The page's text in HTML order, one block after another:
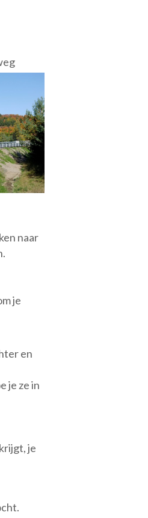
naar
je
en
je ze in
je